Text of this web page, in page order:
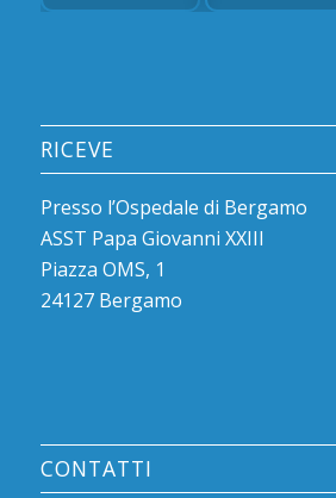
RICEVE
Presso l’Ospedale di Bergamo
ASST Papa Giovanni XXIII
Piazza OMS, 1
24127 Bergamo
CONTATTI